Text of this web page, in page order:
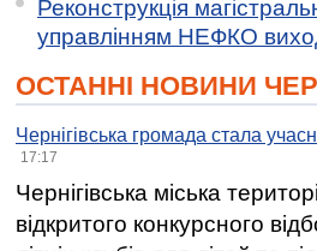
Реконструкція
управлінням НЕФКО
ОСТАННІ НОВИНИ
Чернігівська громада стала
17:17
Чернігівська міська
відкритого конкурсного